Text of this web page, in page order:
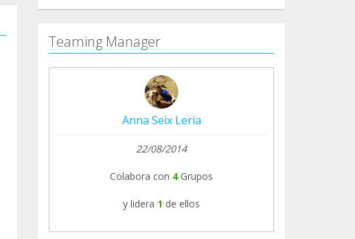
Teaming Manager
Anna Seix Leria
22/08/2014
Colabora con 4Grupos
y lidera 1 de ellos